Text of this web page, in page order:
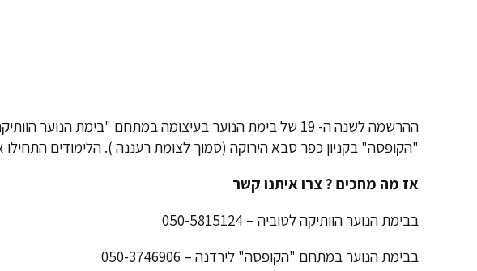
ההרשמה לשנה ה- 19 של בימת הנוער בעיצומה במתחם "בימת הנוער
"הקופסה" בקניון כפר סבא הירוקה (סמוך לצומת רעננה ). הלימודים
אז מה מחכים ? צרו איתנו קשר
בבימת הנוער הוותיקה לטוביה – 050-5815124
בבימת הנוער במתחם "הקופסה" לירדנה – 050-3746906